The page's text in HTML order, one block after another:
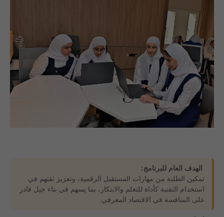
الهدف العام للبرنامج:
تمكين الطلبة من مهارات المستقبل الرقمية، وتعزيز ثقتهم في
استخدام التقنية كأداة للتعلم والابتكار، بما يسهم في بناء جيل قادر
على المنافسة في الاقتصاد المعرفي.